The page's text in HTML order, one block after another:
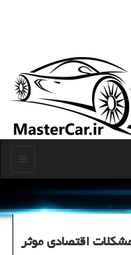
اقتصادی موثر